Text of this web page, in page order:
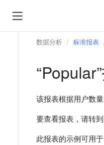
数据分析 标准报表
该报表根据用户数
要查看报表，请转
此报表的示例可用